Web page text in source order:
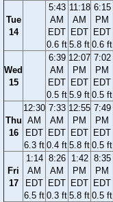
Tue
14
5:43
AM
EDT
0.6 ft
11:18
AM
EDT
5.8 ft
6:15
PM
EDT
0.6 ft
Wed
15
6:39
AM
EDT
0.5 ft
12:07
PM
EDT
5.9 ft
7:02
PM
EDT
0.5 ft
Thu
16
12:30
AM
EDT
6.3 ft
7:33
AM
EDT
0.4 ft
12:55
PM
EDT
5.8 ft
7:49
PM
EDT
0.5 ft
Fri
17
1:14
AM
EDT
6.5 ft
8:26
AM
EDT
0.3 ft
1:42
PM
EDT
5.8 ft
8:35
PM
EDT
0.5 ft